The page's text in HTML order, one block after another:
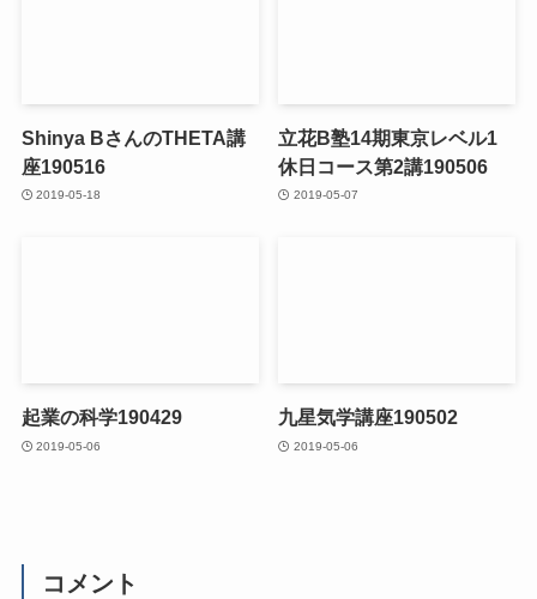
Shinya BさんのTHETA講
座190516
2019-05-18
立花B塾14期東京レベル1
休日コース第2講190506
2019-05-07
起業の科学190429
2019-05-06
九星気学講座190502
2019-05-06
コメント